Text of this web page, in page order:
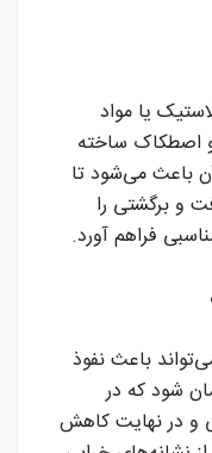
یا مواد
و اصطکاک ساخته
باعث می‌شود تا
و برگشتی را
فراهم آورد.
باعث نفوذ
شود که در
و در نهایت کاهش